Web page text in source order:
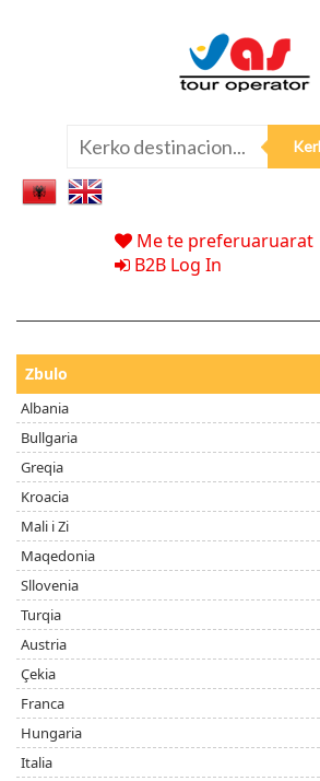
Me te preferuaruarat
B2B Log In
Zbulo
Albania
Bullgaria
Greqia
Kroacia
Mali i Zi
Maqedonia
Sllovenia
Turqia
Austria
Çekia
Franca
Hungaria
Italia